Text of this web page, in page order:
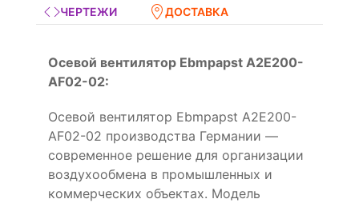
ЧЕРТЕЖИ
ДОСТАВКА
Осевой вентилятор Ebmpapst A2E200-
AF02-02:
Осевой вентилятор Ebmpapst A2E200-
AF02-02 производства Германии —
современное решение для организации
воздухообмена в промышленных и
коммерческих объектах. Модель